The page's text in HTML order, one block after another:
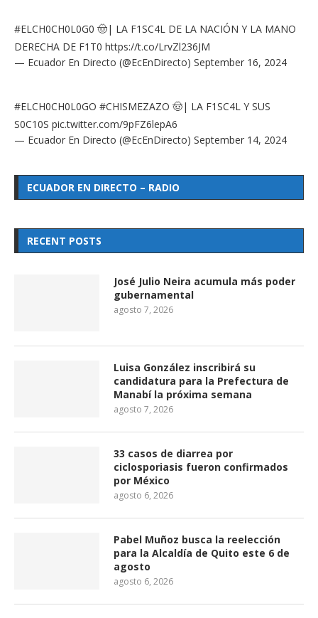
#ELCH0CH0L0G0 🤠| LA F1SC4L DE LA NACIÓN Y LA MANO
DERECHA DE F1T0 https://t.co/LrvZl236JM
— Ecuador En Directo (@EcEnDirecto) September 16, 2024
#ELCH0CH0L0GO #CHISMEZAZO 🤠| LA F1SC4L Y SUS
S0C10S pic.twitter.com/9pFZ6lepA6
— Ecuador En Directo (@EcEnDirecto) September 14, 2024
ECUADOR EN DIRECTO – RADIO
RECENT POSTS
José Julio Neira acumula más poder
gubernamental
agosto 7, 2026
Luisa González inscribirá su
candidatura para la Prefectura de
Manabí la próxima semana
agosto 7, 2026
33 casos de diarrea por
ciclosporiasis fueron confirmados
por México
agosto 6, 2026
Pabel Muñoz busca la reelección
para la Alcaldía de Quito este 6 de
agosto
agosto 6, 2026